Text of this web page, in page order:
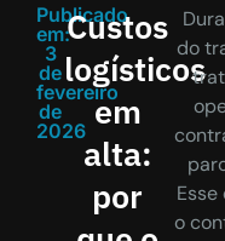
Publicado
em:
3
de
fevereiro
de
2026
Custos
logísticos
em
alta:
por
do
o